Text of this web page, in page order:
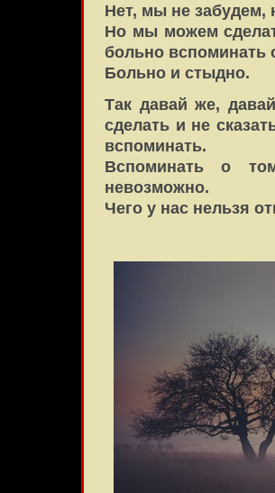
Нет, мы не забудем,
Но мы можем
больно вспоминать
Больно и стыдно.
Так давай же,
сделать и не
вспоминать.
Вспоминать о
невозможно.
Чего у нас нельзя